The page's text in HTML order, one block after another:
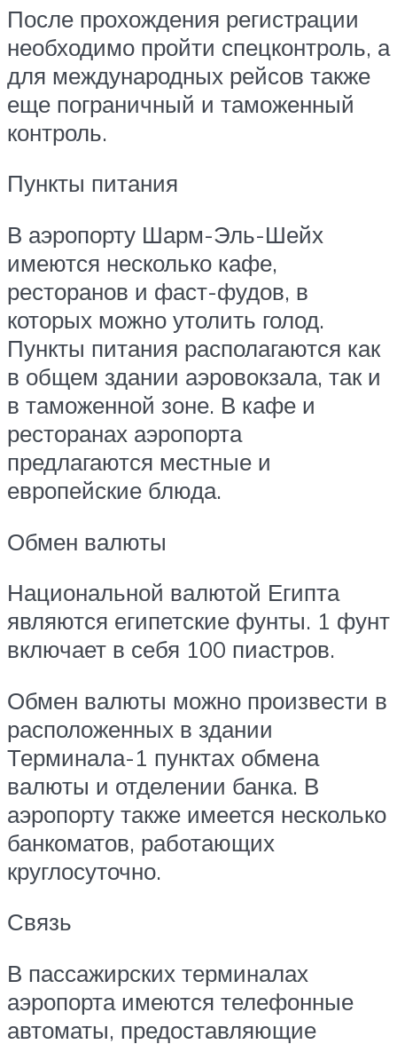
После прохождения регистрации
необходимо пройти спецконтроль, а
для международных рейсов также
еще пограничный и таможенный
контроль.
Пункты питания
В аэропорту Шарм-Эль-Шейх
имеются несколько кафе,
ресторанов и фаст-фудов, в
которых можно утолить голод.
Пункты питания располагаются как
в общем здании аэровокзала, так и
в таможенной зоне. В кафе и
ресторанах аэропорта
предлагаются местные и
европейские блюда.
Обмен валюты
Национальной валютой Египта
являются египетские фунты. 1 фунт
включает в себя 100 пиастров.
Обмен валюты можно произвести в
расположенных в здании
Терминала-1 пунктах обмена
валюты и отделении банка. В
аэропорту также имеется несколько
банкоматов, работающих
круглосуточно.
Связь
В пассажирских терминалах
аэропорта имеются телефонные
автоматы, предоставляющие